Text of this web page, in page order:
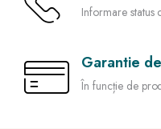
Informare status
Garantie
În funcție de